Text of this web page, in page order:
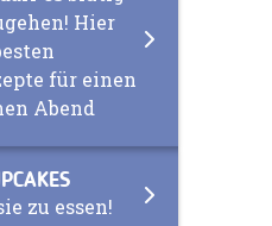
Hier
für einen
Abend
zu essen!